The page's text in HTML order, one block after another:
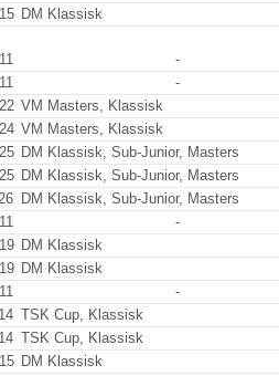
DM Klassisk
-
-
VM Masters, Klassisk
VM Masters, Klassisk
DM Klassisk, Sub-Junior, Masters
DM Klassisk, Sub-Junior, Masters
DM Klassisk, Sub-Junior, Masters
-
DM Klassisk
DM Klassisk
-
TSK Cup, Klassisk
TSK Cup, Klassisk
DM Klassisk